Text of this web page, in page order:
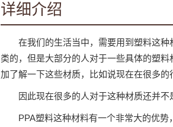
详细介绍
在我们的生活当中，需要用到塑料这
类的，但是大部分的人对于一些具体的塑
加了解一下这些材质，比如说现在在很多的
因此现在很多的人对于这种材质还并
PPA塑料这种材料有一个非常大的优